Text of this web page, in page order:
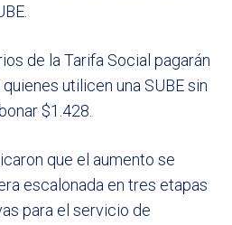
de la Tarifa Social pagarán
utilicen una SUBE sin
$1.428.
que el aumento se
escalonada en tres etapas
para el servicio de